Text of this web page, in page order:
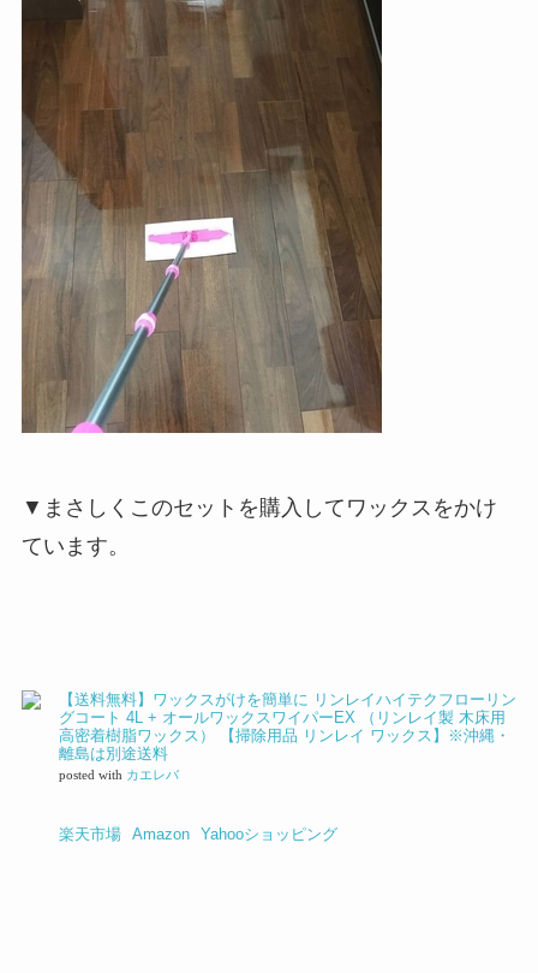
▼まさしくこのセットを購入してワックスをかけ
ています。
【送料無料】ワックスがけを簡単に リンレイハイテクフローリン
グコート 4L + オールワックスワイパーEX （リンレイ製 木床用
高密着樹脂ワックス） 【掃除用品 リンレイ ワックス】※沖縄・
離島は別途送料
posted with カエレバ
楽天市場 Amazon Yahooショッピング